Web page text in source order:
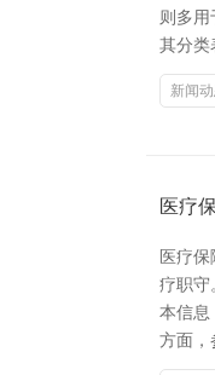
则多
其分类
新闻
医疗
医疗
疗职守
本信息
方面，